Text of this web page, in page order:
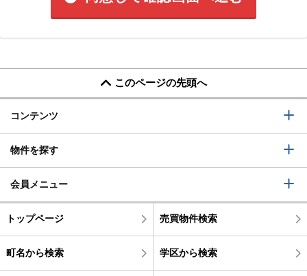
このページの先頭へ
コンテンツ
物件を探す
会員メニュー
トップページ 売買物件検索
町名から検索 学区から検索